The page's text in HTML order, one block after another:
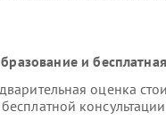
и
оценка